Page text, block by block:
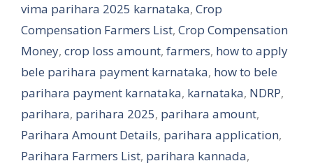
vima parihara 2025 karnataka, Crop
Compensation Farmers List, Crop Compensation
Money, crop loss amount, farmers, how to apply
bele parihara payment karnataka, how to bele
parihara payment karnataka, karnataka, NDRP,
parihara, parihara 2025, parihara amount,
Parihara Amount Details, parihara application,
Parihara Farmers List, parihara kannada,